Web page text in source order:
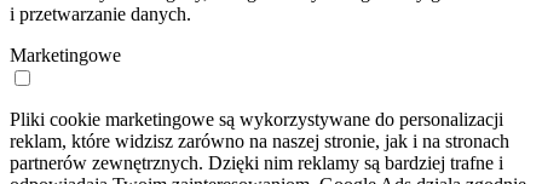
i przetwarzanie danych.
Marketingowe
Pliki cookie marketingowe są wykorzystywane do personalizacji
reklam, które widzisz zarówno na naszej stronie, jak i na stronach
partnerów zewnętrznych. Dzięki nim reklamy są bardziej trafne i